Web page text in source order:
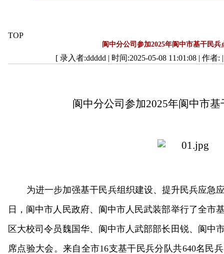
TOP
阆中分公司参加2025年阆中市基干民兵
[ 录入者:ddddd | 时间:2025-05-08 11:01:08 | 作者:
阆中分公司参加2025年阆中市
为进一步加强基干民兵组织建设、提升民兵应急
日，阆中市人民政府、阆中市人民武装部举行了全市
区大校司令员魏国华、阆中市人武部部长田锐、阆中
席点验大会。来自全市16支基干民兵分队共640名民